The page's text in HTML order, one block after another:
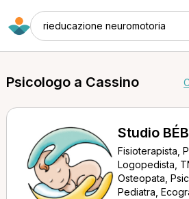
rieducazione neuromotoria
Psicologo a Cassino
Studio
Fisioterapista,
Logopedista,
Osteopata,
Pediatra,